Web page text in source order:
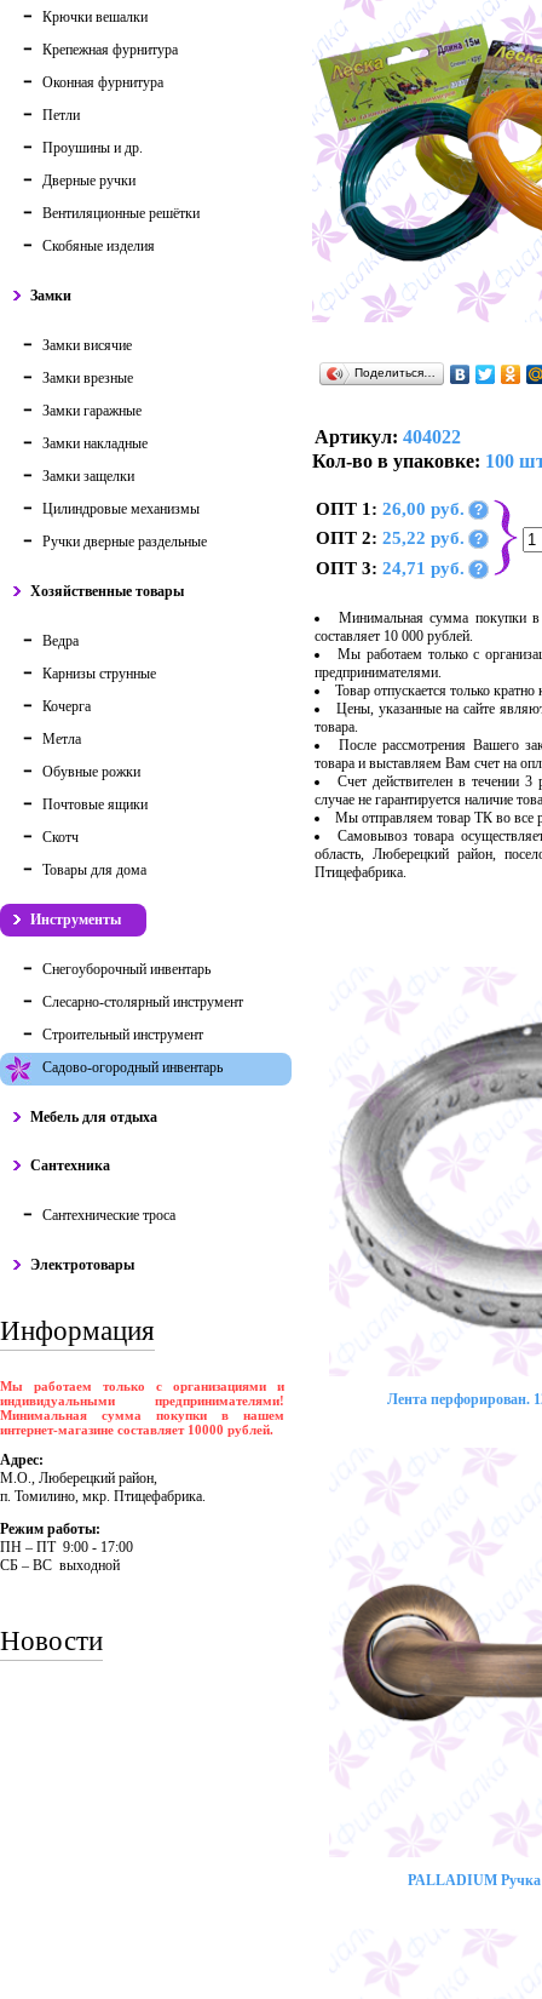
Крючки вешалки
Крепежная фурнитура
Оконная фурнитура
Петли
Проушины и др.
Дверные ручки
Вентиляционные решётки
Скобяные изделия
Замки
Замки висячие
Замки врезные
Замки гаражные
Замки накладные
Замки защелки
Цилиндровые механизмы
Ручки дверные раздельные
Хозяйственные товары
Ведра
Карнизы струнные
Кочерга
Метла
Обувные рожки
Почтовые ящики
Скотч
Товары для дома
Инструменты
Снегоуборочный инвентарь
Слесарно-столярный инструмент
Строительный инструмент
Садово-огородный инвентарь
Мебель для отдыха
Сантехника
Сантехнические троса
Электротовары
Информация
Мы работаем только с организациями и
индивидуальными предпринимателями!
Минимальная сумма покупки в нашем
интернет-магазине составляет 10000 рублей.
Адрес:
М.О., Люберецкий район,
п. Томилино, мкр. Птицефабрика.
Режим работы:
ПH – ПT 9:00 - 17:00
CБ – BC выходной
Новости
Поделиться…
Артикул: 404022
Кол-во в упаковке: 100
ОПТ 1: 26,00 руб. ?
ОПТ 2: 25,22 руб. ?
ОПТ 3: 24,71 руб. ?
Минимальная сумма покупки в
составляет 10 000 рублей.
Мы работаем только с
предпринимателями.
Товар отпускается только
Цены, указанные на сайте
товара.
После рассмотрения Вашего
товара и выставляем Вам счет на
Счет действителен в течении
случае не гарантируется наличие
Мы отправляем товар ТК во
Самовывоз товара
область, Люберецкий район,
Птицефабрика.
Лента перфорирован.
PALLADIUM Ручка